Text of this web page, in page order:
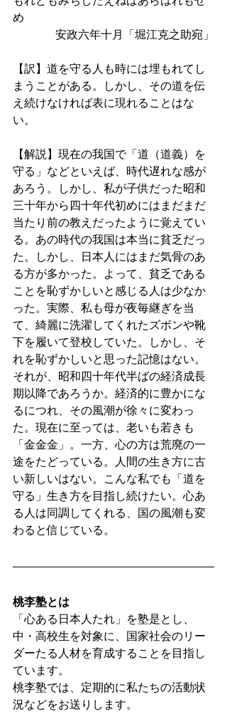
め
安政六年十月「堀江克之助宛」
【訳】道を守る人も時には埋もれてし
まうことがある。しかし、その道を伝
え続けなければ表に現れることはな
い。
【解説】現在の我国で「道（道義）を
守る」などといえば、時代遅れな感が
あろう。しかし、私が子供だった昭和
三十年から四十年代初めにはまだまだ
当たり前の教えだったように覚えてい
る。あの時代の我国は本当に貧乏だっ
た。しかし、日本人にはまだ気骨のあ
る方が多かった。よって、貧乏である
ことを恥ずかしいと感じる人は少なか
った。実際、私も母が夜毎継ぎを当
て、綺麗に洗濯してくれたズボンや靴
下を履いて登校していた。しかし、そ
れを恥ずかしいと思った記憶はない。
それが、昭和四十年代半ばの経済成長
期以降であろうか。経済的に豊かにな
るにつれ、その風潮が徐々に変わっ
た。現在に至っては、老いも若きも
「金金金」。一方、心の方は荒廃の一
途をたどっている。人間の生き方に古
い新しいはない。こんな私でも「道を
守る」生き方を目指し続けたい。心あ
る人は同調してくれる、国の風潮も変
わると信じている。
桃李塾とは
「心ある日本人たれ」を塾是とし、
中・高校生を対象に、国家社会のリー
ダーたる人材を育成することを目指し
ています。
桃李塾では、定期的に私たちの活動状
況などをお送りします。